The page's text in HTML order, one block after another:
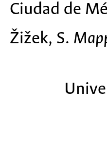
Ciudad de
Žižek, S.